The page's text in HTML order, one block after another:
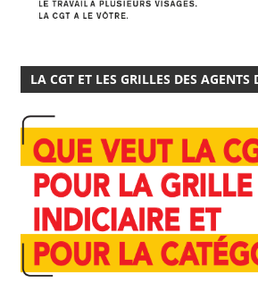
LA CGT ET LES GRILLES DES AGENTS